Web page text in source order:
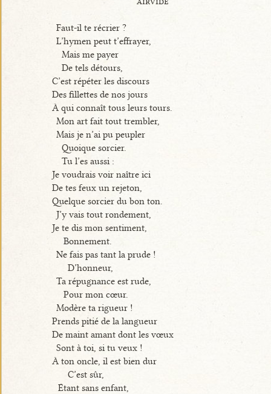
Faut-il te récrier ?
L’hymen peut t’effrayer,
Mais me payer
De tels détours,
C’est répéter les discours
Des fillettes de nos jours
À qui connaît tous leurs tours.
Mon art fait tout trembler,
Mais je n’ai pu peupler
Quoique sorcier.
Tu l’es aussi :
Je voudrais voir naître ici
De tes feux un rejeton,
Quelque sorcier du bon ton.
J’y vais tout rondement,
Je te dis mon sentiment,
Bonnement.
Ne fais pas tant la prude !
D’honneur,
Ta répugnance est rude,
Pour mon cœur.
Modère ta rigueur !
Prends pitié de la langueur
De maint amant dont les vœux
Sont à toi, si tu veux !
À ton oncle, il est bien dur
C’est sûr,
Étant sans enfant,